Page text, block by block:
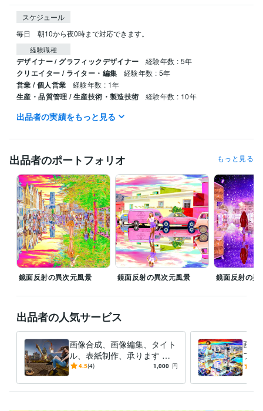
スケジュール
毎日　朝10から夜0時まで対応できます。
経験職種
デザイナー / グラフィックデザイナー 経験年数 : 5年
クリエイター / ライター・編集 経験年数 : 5年
営業 / 個人営業 経験年数 : 1年
生産・品質管理 / 生産技術・製造技術 経験年数 : 10年
職歴
動画編集・映像制作 画像合成、画像修正、タイトル制作、ブログ
合成画像 合成写真 タイトル制作 表紙制作
ブログ記事
アフェリエイト
ニュース記事 スチームパンク サイバーパンク 小説
学歴
東京都立工芸高等学校 1988年3月 ~ 1990年2月
出品者の実績をもっと見る
出品者のポートフォリオ もっと見る
鏡面反射の異次元風景 鏡面反射の異次元風景 鏡面反射の異
出品者の人気サービス
画像合成、画像編集、タイト
ル、表紙制作、承ります シ
ュールで異次元な世界の空間
4.5(4) 1,000 円
画像
フト
で、